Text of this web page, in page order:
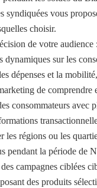
syndiquées vous
choisir.
de votre audience
dynamiques sur les
dépenses et la
de comprendre
consommateurs avec
les régions ou les
pendant la période de
campagnes ciblées
des produits